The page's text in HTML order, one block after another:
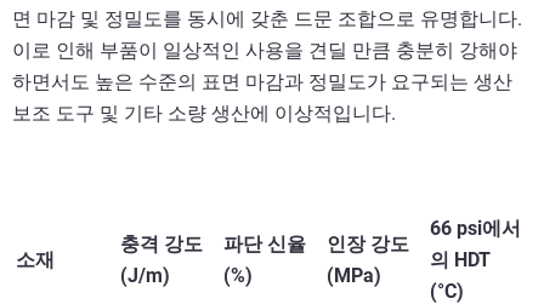
면 마감 및 정밀도를 동시에 갖춘 드문 조합으로 유명합니다.
이로 인해 부품이 일상적인 사용을 견딜 만큼 충분히 강해야
하면서도 높은 수준의 표면 마감과 정밀도가 요구되는 생산
보조 도구 및 기타 소량 생산에 이상적입니다.
소재
충격 강도
(J/m)
파단 신율
(%)
인장 강도
(MPa)
66 psi에서
의 HDT
(°C)